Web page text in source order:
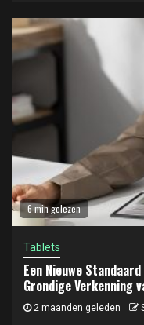
6 min gelezen
Tablets
Een Nieuwe
Grondige Verkenning
2 maanden geleden